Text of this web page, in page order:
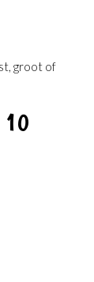
groot of
10